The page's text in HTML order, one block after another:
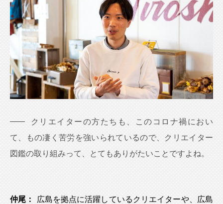
クリエイターの方たちも、このコロナ禍におい
て、もの凄く苦労を強いられているので、クリエイター
図鑑の取り組みって、とてもありがたいことですよね。
仲尾：
広島を拠点に活躍しているクリエイターや、広島